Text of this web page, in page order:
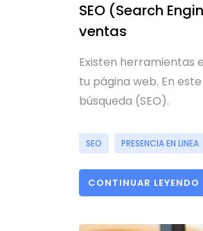
SEO (Search
ventas
Existen herramientas
tu página web. En
búsqueda (SEO).
SEO PRESENCIA EN LINEA
CONTINUAR LEYENDO